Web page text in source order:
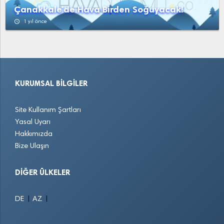
Çanakkale'de Hava Birden Soğuyacak!
access_time 1 yıl önce
KURUMSAL BILGILER
Site Kullanım Şartları
Yasal Uyarı
Hakkımızda
Bize Ulaşın
DIĞER ÜLKELER
DE AZ